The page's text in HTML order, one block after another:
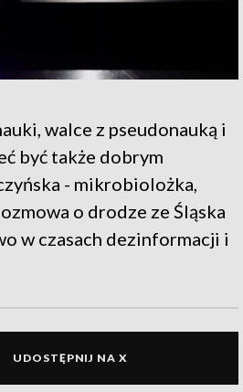
walce z pseudonauką i
być także dobrym
- mikrobiolożka,
o drodze ze Śląska
w czasach dezinformacji i
UDOSTĘPNIJ NA X